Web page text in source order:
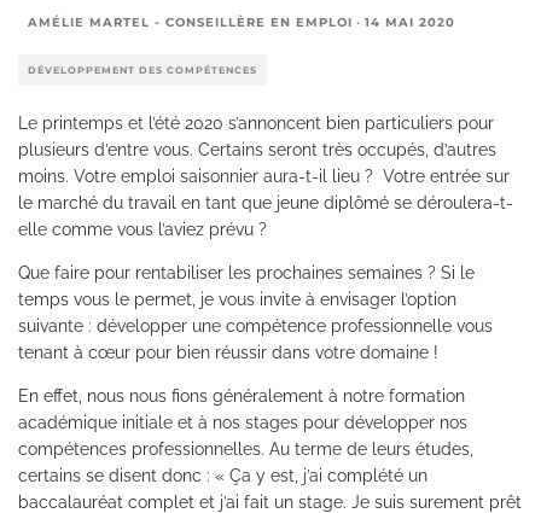
AMÉLIE MARTEL - CONSEILLÈRE EN EMPLOI · 14 MAI 2020
DÉVELOPPEMENT DES COMPÉTENCES
Le printemps et l’été 2020 s’annoncent bien particuliers pour
plusieurs d’entre vous. Certains seront très occupés, d’autres
moins. Votre emploi saisonnier aura-t-il lieu ? Votre entrée sur
le marché du travail en tant que jeune diplômé se déroulera-t-
elle comme vous l’aviez prévu ?
Que faire pour rentabiliser les prochaines semaines ? Si le
temps vous le permet, je vous invite à envisager l’option
suivante : développer une compétence professionnelle vous
tenant à cœur pour bien réussir dans votre domaine !
En effet, nous nous fions généralement à notre formation
académique initiale et à nos stages pour développer nos
compétences professionnelles. Au terme de leurs études,
certains se disent donc : « Ça y est, j’ai complété un
baccalauréat complet et j’ai fait un stage. Je suis surement prêt